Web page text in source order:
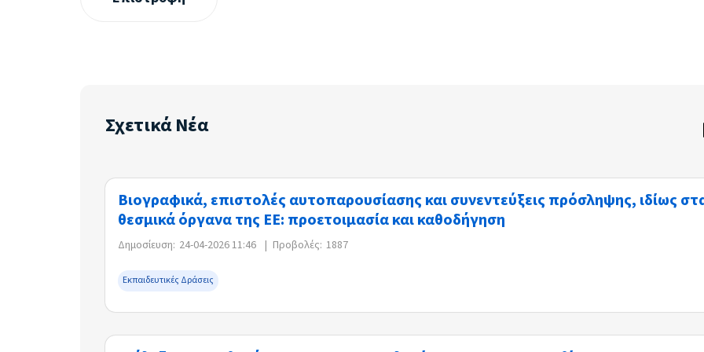
Σχετικά Νέα
Βιογραφικά, επιστολές αυτοπαρουσίασης και συνεντεύξεις πρόσληψης, ιδίως
θεσμικά όργανα της ΕΕ: προετοιμασία και καθοδήγηση
Δημοσίευση: 24-04-2026 11:46 | Προβολές: 1887
Εκπαιδευτικές Δράσεις